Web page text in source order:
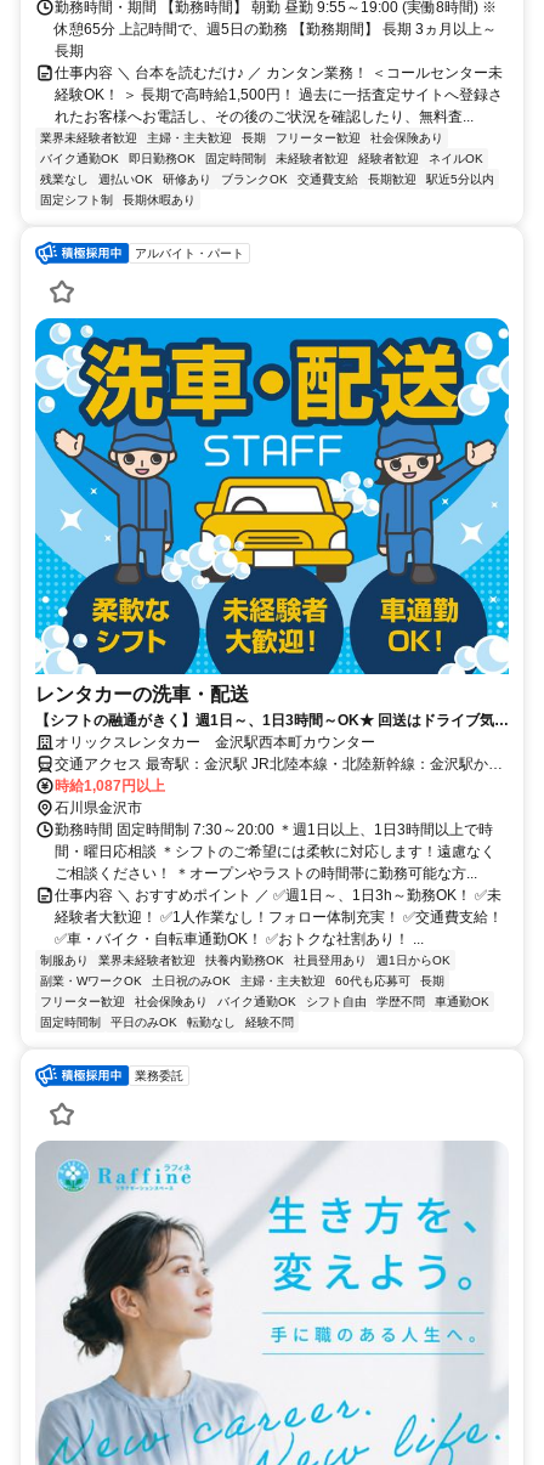
勤務時間・期間 【勤務時間】 朝勤 昼勤 9:55～19:00 (実働8時間) ※
休憩65分 上記時間で、週5日の勤務 【勤務期間】 長期 3ヵ月以上～
長期
仕事内容 ＼ 台本を読むだけ♪ ／ カンタン業務！ ＜コールセンター未
経験OK！ ＞ 長期で高時給1,500円！ 過去に一括査定サイトへ登録さ
れたお客様へお電話し、その後のご状況を確認したり、無料査...
業界未経験者歓迎 主婦・主夫歓迎 長期 フリーター歓迎
社会保険あり
バイク通勤OK
即日勤務OK 固定時間制 未経験者歓迎 経験者歓迎
ネイルOK
残業なし
週払いOK 研修あり ブランクOK 交通費支給 長期歓迎
駅近5分以内
固定シフト制
長期休暇あり
アルバイト・パート
レンタカーの洗車・配送
【シフトの融通がきく】週1日～、1日3時間～OK★ 回送はドライブ気分
で♪洗車も機械でラクチン♪ 初バイトの方も大歓迎！交通費支給！扶養内
勤務OK！
オリックスレンタカー 金沢駅西本町カウンター
交通アクセス 最寄駅：金沢駅 JR北陸本線・北陸新幹線：金沢駅から
徒歩12分 ★車・バイク・自転車通勤OK（無料駐車場あり）
時給1,087円以上
石川県金沢市
勤務時間 固定時間制 7:30～20:00 ＊週1日以上、1日3時間以上で時
間・曜日応相談 ＊シフトのご希望には柔軟に対応します！遠慮なく
ご相談ください！ ＊オープンやラストの時間帯に勤務可能な方...
仕事内容 ＼ おすすめポイント ／ ✅週1日～、1日3h～勤務OK！ ✅未
経験者大歓迎！ ✅1人作業なし！フォロー体制充実！ ✅交通費支給！
✅車・バイク・自転車通勤OK！ ✅おトクな社割あり！ ...
制服あり 業界未経験者歓迎 扶養内勤務OK 社員登用あり
週1日からOK
副業・WワークOK
土日祝のみOK 主婦・主夫歓迎 60代も応募可
長期
フリーター歓迎
社会保険あり バイク通勤OK シフト自由 学歴不問
車通勤OK
固定時間制
平日のみOK 転勤なし 経験不問
業務委託